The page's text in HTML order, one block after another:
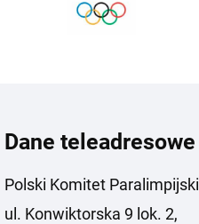
Dane teleadresowe
Polski Komitet Paralimpijski
ul. Konwiktorska 9 lok. 2,